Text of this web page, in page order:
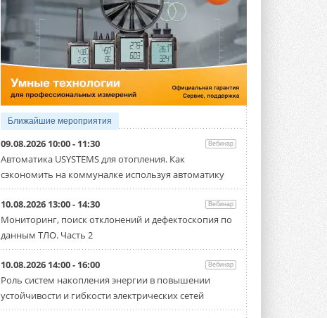
Ближайшие мероприятия
09.08.2026 10:00 - 11:30 Вебинар
Автоматика USYSTEMS для отопления. Как
сэкономить на коммуналке используя автоматику
10.08.2026 13:00 - 14:30 Вебинар
Мониторинг, поиск отклонений и дефектоскопия по
данным ТЛО. Часть 2
10.08.2026 14:00 - 16:00 Вебинар
Роль систем накопления энергии в повышении
устойчивости и гибкости электрических сетей